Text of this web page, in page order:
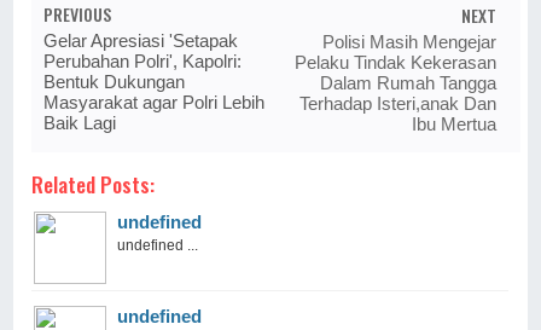
PREVIOUS
Gelar Apresiasi 'Setapak
Perubahan Polri', Kapolri:
Bentuk Dukungan
Masyarakat agar Polri Lebih
Baik Lagi
NEXT
Polisi Masih Mengejar
Pelaku Tindak Kekerasan
Dalam Rumah Tangga
Terhadap Isteri,anak Dan
Ibu Mertua
Related Posts:
undefined
undefined ...
undefined